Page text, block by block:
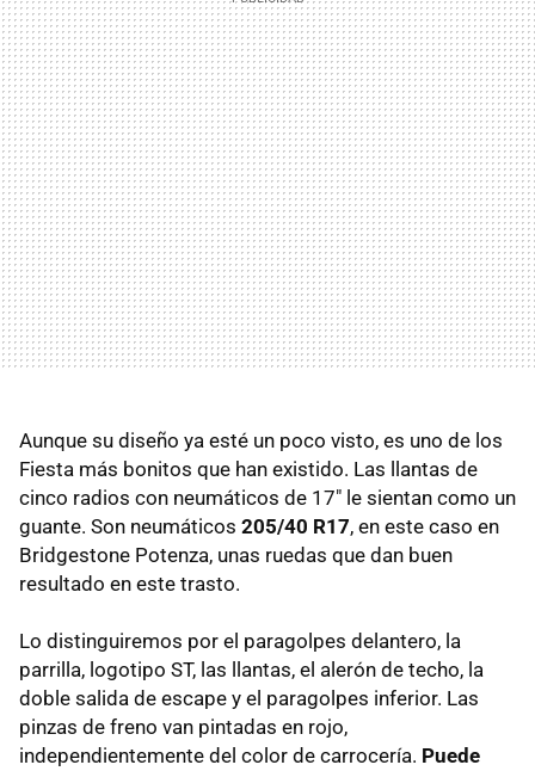
Aunque su diseño ya esté un poco visto, es uno de los
Fiesta más bonitos que han existido. Las llantas de
cinco radios con neumáticos de 17" le sientan como un
guante. Son neumáticos 205/40 R17, en este caso en
Bridgestone Potenza, unas ruedas que dan buen
resultado en este trasto.
Lo distinguiremos por el paragolpes delantero, la
parrilla, logotipo ST, las llantas, el alerón de techo, la
doble salida de escape y el paragolpes inferior. Las
pinzas de freno van pintadas en rojo,
independientemente del color de carrocería. Puede